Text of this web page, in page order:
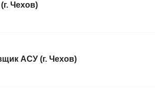
Чехов)
АСУ (г. Чехов)